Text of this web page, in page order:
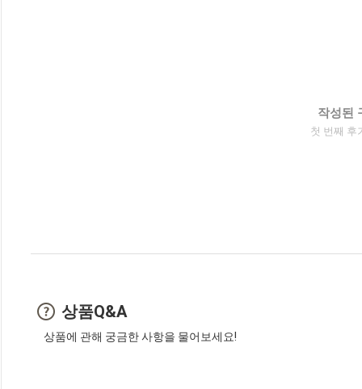
작성된
첫 번째 후
상품Q&A
상품에 관해 궁금한 사항을 물어보세요!